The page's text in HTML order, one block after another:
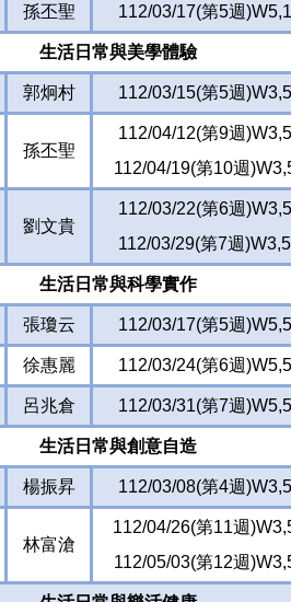
孫丕聖 112/03/17(第5週
生活日常與美學體驗
郭炯村 112/03/15(第5週
孫丕聖
112/04/12(第9週
112/04/19(第10週
劉文貴
112/03/22(第6週
112/03/29(第7週
生活日常與科學實作
張瓊云 112/03/17(第5週
徐惠麗 112/03/24(第6週
呂兆倉 112/03/31(第7週
生活日常與創意自造
楊振昇 112/03/08(第4週
林富滄
112/04/26(第11週
112/05/03(第12週